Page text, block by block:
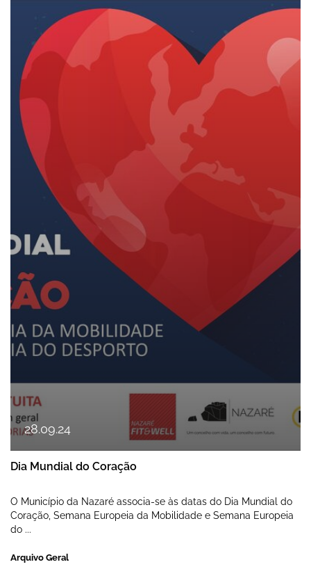
Dia Mundial do Coração
28.09.24
Dia Mundial do Coração
O Município da Nazaré associa-se às datas do Dia Mundial do
Coração, Semana Europeia da Mobilidade e Semana Europeia
do ...
Arquivo Geral